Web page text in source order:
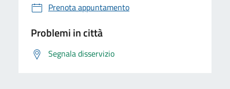
Prenota appuntamento
Problemi in città
Segnala disservizio